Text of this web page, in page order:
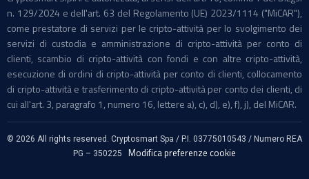
n. 129/2024 e dell'art. 63 del Regolamento (UE) 2023/1114 ("MiCAR"),
come prestatore di servizi per le cripto-attività per lo svolgimento dei
servizi di custodia e amministrazione di cripto-attività per conto di
clienti, scambio di cripto-attività con fondi e con altre cripto-attività,
esecuzione di ordini di cripto-attività per conto di clienti, collocamento
di cripto-attività e trasferimento di cripto-attività per conto dei clienti, di
cui all'art. 3, paragrafo 1, numero 16, lettere a), c), d), e), f), j), del MiCAR.
© 2026 All rights reserved. Cryptosmart Spa / P.I. 03775010543 / Numero REA
PG – 350225 Modifica preferenze cookie